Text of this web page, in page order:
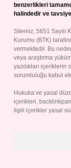
benzerlikleri
halindedir ve
Sitemiz, 5651
Kurumu (BTK)
vermektedir. Bu
veya araştırma
yazdıkları içeriklerin
sorumluluğu kabul
Hukuka ve yasal
içerikleri,
ilgili içerikler yasal